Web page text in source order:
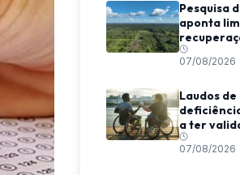
Pesquisa
aponta
climática
florestas
Amazônia
07/08/2026
Laudos de
a ter
Minas
07/08/2026